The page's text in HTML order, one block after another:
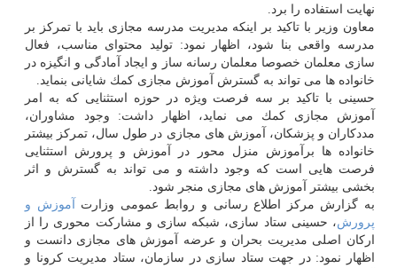
نهایت استفاده را برد.
معاون وزیر با تاكید بر اینكه مدیریت مدرسه مجازی باید با تمركز بر
مدرسه واقعی بنا شود، اظهار نمود: تولید محتوای مناسب، فعال
سازی معلمان خصوصا معلمان رسانه ساز و ایجاد آمادگی و انگیزه در
خانواده ها می تواند به گسترش آموزش مجازی كمك شایانی بنماید.
حسینی با تاكید بر سه فرصت ویژه در حوزه استثنایی كه به امر
آموزش مجازی كمك می نماید، اظهار داشت: وجود مشاوران،
مددكاران و پزشكان، آموزش های مجازی در طول سال، تمركز بیشتر
خانواده ها برآموزش منزل محور در آموزش و پرورش استثنایی
فرصت هایی است كه وجود داشته و می تواند به گسترش و اثر
بخشی بیشتر آموزش های مجازی منجر شود.
به گزارش مركز اطلاع رسانی و روابط عمومی وزارت
آموزش و
پرورش، حسینی ستاد سازی، شبكه سازی و مشاركت محوری را از
اركان اصلی مدیریت بحران و عرضه آموزش های مجازی دانست و
اظهار نمود: در جهت ستاد سازی در سازمان، ستاد مدیریت كرونا و